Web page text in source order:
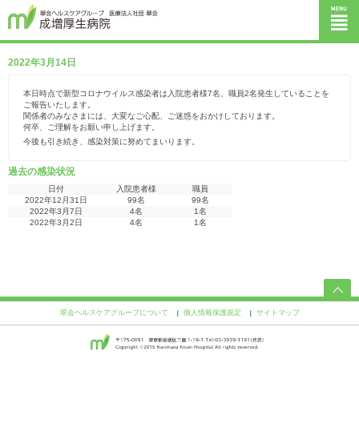
2022年3月14日
本日時点で新型コロナウイルス感染者は入院患者様7名、職員2名発生していることを
ご報告いたします。
関係者のみなさまには、大変なご心配、ご迷惑をおかけしております。
何卒、ご理解をお願い申し上げます。
今後も引き続き、感染対策に努めてまいります。
過去の感染状況
日付 入院患者様
職員
2022年12月31日
99名
99名
2022年3月7日
4名
1名
2022年3月2日
4名 1名
翠会ヘルスケアグループについて 個人情報保護規定 サイトマップ